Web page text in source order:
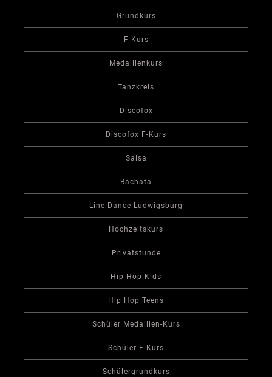
Grundkurs
F-Kurs
Medaillenkurs
Tanzkreis
Discofox
Discofox F-Kurs
Salsa
Bachata
Line Dance Ludwigsburg
Hochzeitskurs
Privatstunde
Hip Hop Kids
Hip Hop Teens
Schüler Medaillen-Kurs
Schüler F-Kurs
Schülergrundkurs